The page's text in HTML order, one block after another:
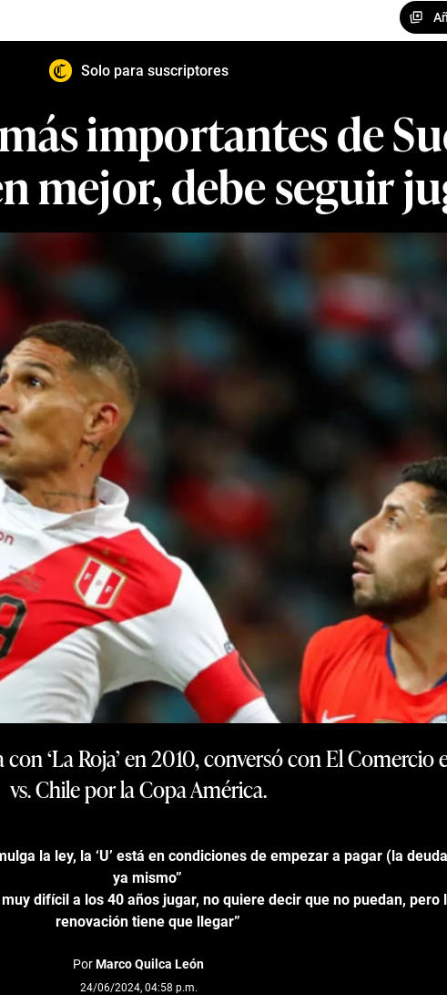
Solo para suscriptores
importantes de
mejor, debe seguir
‘La Roja’ en 2010, conversó con El Comercio
vs. Chile por la Copa América.
la ley, la ‘U’ está en condiciones de empezar a pagar (la
ya mismo”
difícil a los 40 años jugar, no quiere decir que no puedan, pero
renovación tiene que llegar”
PorMarco Quilca León
24/06/2024, 04:58 p.m.